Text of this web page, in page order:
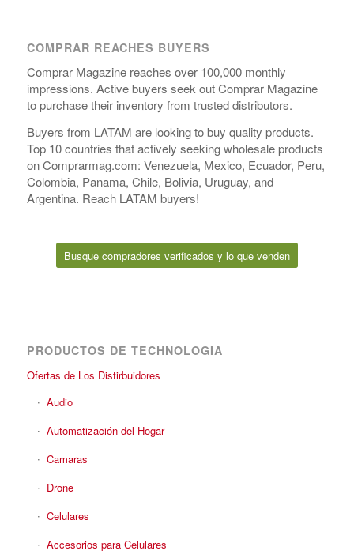
COMPRAR REACHES BUYERS
Comprar Magazine reaches over 100,000 monthly
impressions. Active buyers seek out Comprar Magazine
to purchase their inventory from trusted distributors.
Buyers from LATAM are looking to buy quality products.
Top 10 countries that actively seeking wholesale products
on Comprarmag.com: Venezuela, Mexico, Ecuador, Peru,
Colombia, Panama, Chile, Bolivia, Uruguay, and
Argentina. Reach LATAM buyers!
Busque compradores verificados y lo que venden
PRODUCTOS DE TECHNOLOGIA
Ofertas de Los Distirbuidores
Audio
Automatización del Hogar
Camaras
Drone
Celulares
Accesorios para Celulares